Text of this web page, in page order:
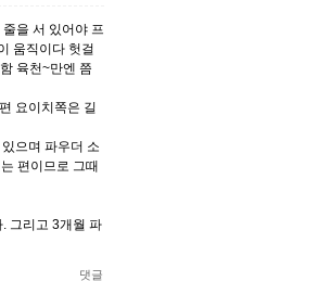
을 서 있어야 프
움직이다 헛걸
육천~만엔 쯤
요이치쪽은 길
으며 파우더 소
편이므로 그때
그리고 3개월 파
댓글